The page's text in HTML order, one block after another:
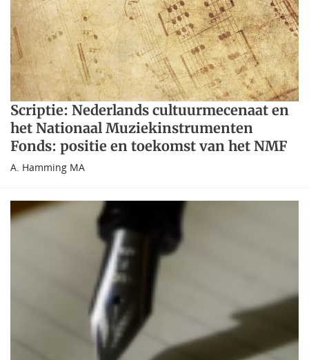
Scriptie: Nederlands cultuurmecenaat en
het Nationaal Muziekinstrumenten
Fonds: positie en toekomst van het NMF
A. Hamming MA